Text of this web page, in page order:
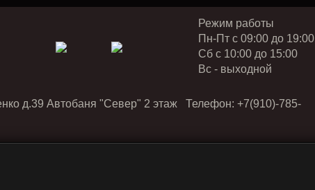
Режим работы
Пн-Пт с 09:00 до 19:00
Cб с 10:00 до 15:00
Вс - выходной
д.39 Автобаня "Север" 2 этаж Телефон: +7(910)-785-